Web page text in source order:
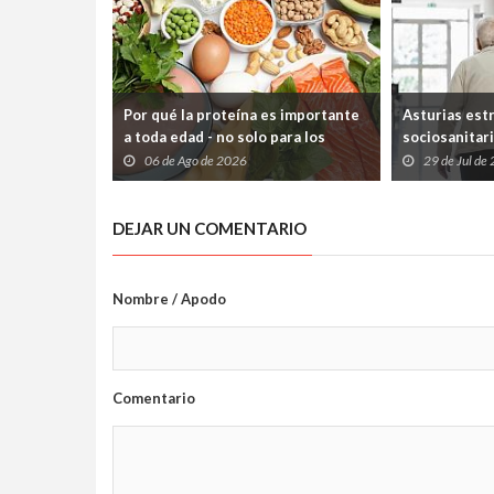
Por qué la proteína es importante
a toda edad - no solo para los
deportistas
06 de Ago de 2026
Asturias
que los
atrapados
29 de Jul de
DEJAR UN COMENTARIO
Nombre / Apodo
Comentario